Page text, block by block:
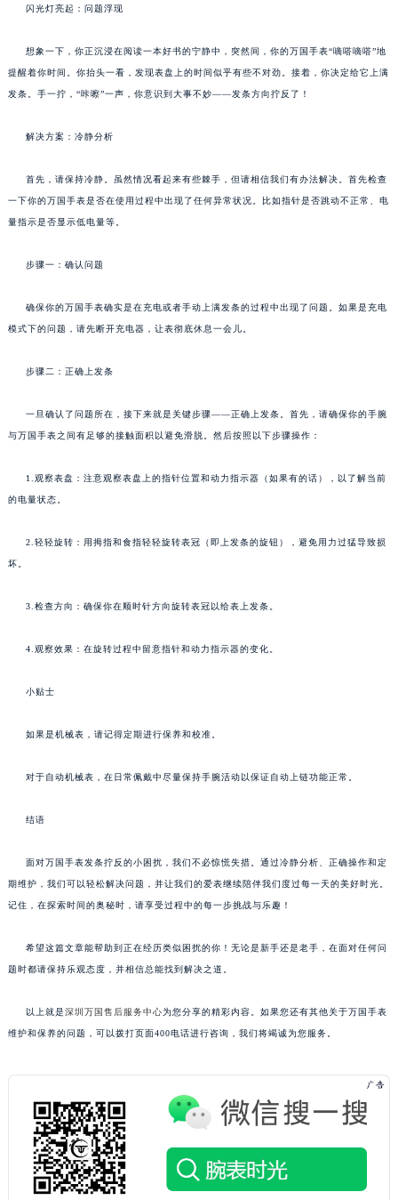
闪光灯亮起：问题浮现
想象一下，你正沉浸在阅读一本好书的宁静中，突然间，你的万国手表“嘀嗒嘀嗒”地
提醒着你时间。你抬头一看，发现表盘上的时间似乎有些不对劲。接着，你决定给它上满
发条。手一拧，“咔嚓”一声，你意识到大事不妙——发条方向拧反了！
解决方案：冷静分析
首先，请保持冷静。虽然情况看起来有些棘手，但请相信我们有办法解决。首先检查
一下你的万国手表是否在使用过程中出现了任何异常状况。比如指针是否跳动不正常、电
量指示是否显示低电量等。
步骤一：确认问题
确保你的万国手表确实是在充电或者手动上满发条的过程中出现了问题。如果是充电
模式下的问题，请先断开充电器，让表彻底休息一会儿。
步骤二：正确上发条
一旦确认了问题所在，接下来就是关键步骤——正确上发条。首先，请确保你的手腕
与万国手表之间有足够的接触面积以避免滑脱。然后按照以下步骤操作：
1.观察表盘：注意观察表盘上的指针位置和动力指示器（如果有的话），以了解当前
的电量状态。
2.轻轻旋转：用拇指和食指轻轻旋转表冠（即上发条的旋钮），避免用力过猛导致损
坏。
3.检查方向：确保你在顺时针方向旋转表冠以给表上发条。
4.观察效果：在旋转过程中留意指针和动力指示器的变化。
小贴士
如果是机械表，请记得定期进行保养和校准。
对于自动机械表，在日常佩戴中尽量保持手腕活动以保证自动上链功能正常。
结语
面对万国手表发条拧反的小困扰，我们不必惊慌失措。通过冷静分析、正确操作和定
期维护，我们可以轻松解决问题，并让我们的爱表继续陪伴我们度过每一天的美好时光。
记住，在探索时间的奥秘时，请享受过程中的每一步挑战与乐趣！
希望这篇文章能帮助到正在经历类似困扰的你！无论是新手还是老手，在面对任何问
题时都请保持乐观态度，并相信总能找到解决之道。
以上就是深圳万国售后服务中心为您分享的精彩内容。如果您还有其他关于万国手表
维护和保养的问题，可以拨打页面400电话进行咨询，我们将竭诚为您服务。